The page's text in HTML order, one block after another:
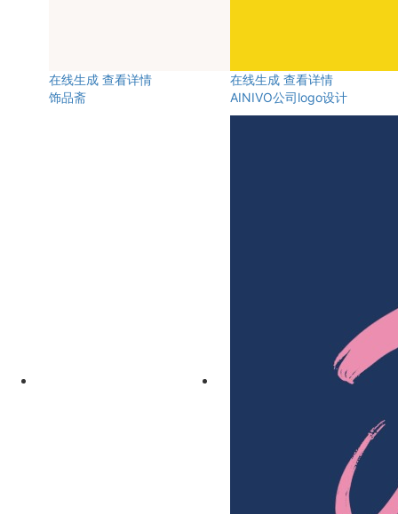
在线生成 查看详情
饰品斋
在线生成 查看详情
AINIVO公司logo设计